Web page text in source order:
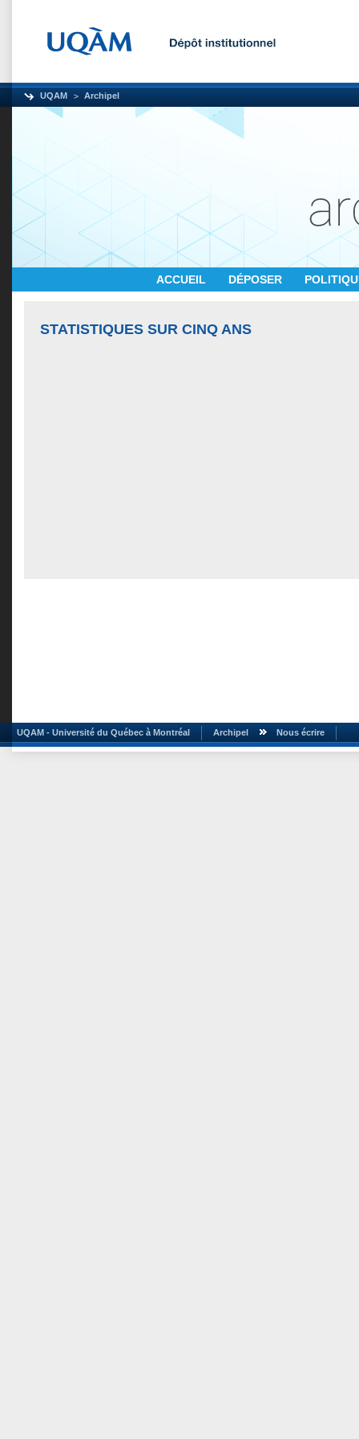
UQAM Archipel
ACCUEIL DÉPOSER
STATISTIQUES SUR CINQ ANS
UQAM - Université du Québec à Montréal Archipel Nous écrire